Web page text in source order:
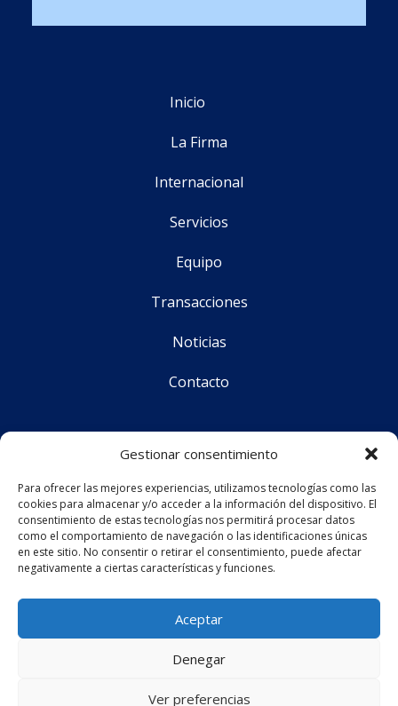
Gestionar consentimiento
Para ofrecer las mejores experiencias, utilizamos tecnologías como las
cookies para almacenar y/o acceder a la información del dispositivo. El
consentimiento de estas tecnologías nos permitirá procesar datos
como el comportamiento de navegación o las identificaciones únicas
en este sitio. No consentir o retirar el consentimiento, puede afectar
negativamente a ciertas características y funciones.
Aceptar
Denegar
Ver preferencias
Inicio
La Firma
Internacional
Servicios
Equipo
Transacciones
Noticias
Contacto
CS Corporate Advisors © 2025
Aviso legal
Política de privacidad
Política de cookies (UE)